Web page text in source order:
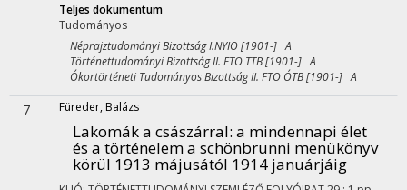
Teljes dokumentum
Tudományos
Néprajztudományi Bizottság I.NYIO [1901-] A
Történettudományi Bizottság II. FTO TTB [1901-] A
Ókortörténeti Tudományos Bizottság II. FTO ÓTB [1901-] A
7 Füreder, Balázs
Lakomák a császárral: a mindennapi élet
és a történelem a schönbrunni menükönyv
körül 1913 májusától 1914 januárjáig